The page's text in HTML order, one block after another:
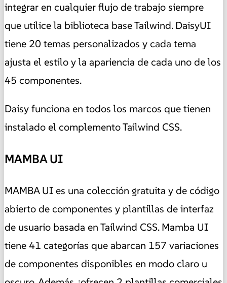
integrar en cualquier flujo de trabajo siempre
que utilice la biblioteca base Tailwind. DaisyUI
tiene 20 temas personalizados y cada tema
ajusta el estilo y la apariencia de cada uno de los
45 componentes.
Daisy funciona en todos los marcos que tienen
instalado el complemento Tailwind CSS.
MAMBA UI
MAMBA UI es una colección gratuita y de código
abierto de componentes y plantillas de interfaz
de usuario basada en Tailwind CSS. Mamba UI
tiene 41 categorías que abarcan 157 variaciones
de componentes disponibles en modo claro u